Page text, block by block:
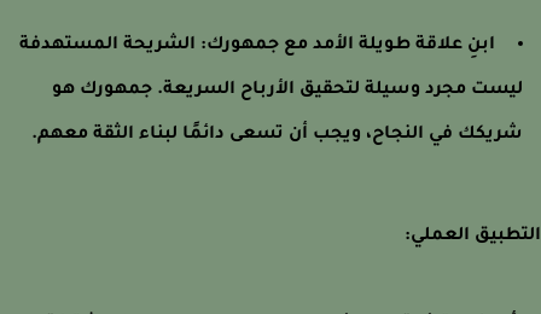
ابنِ علاقة طويلة الأمد مع جمهورك:الشريحة المستهدفة
مجرد وسيلة لتحقيق الأرباح السريعة. جمهورك هو
في النجاح، ويجب أن تسعى دائمًا لبناء الثقة معهم.
العملي: